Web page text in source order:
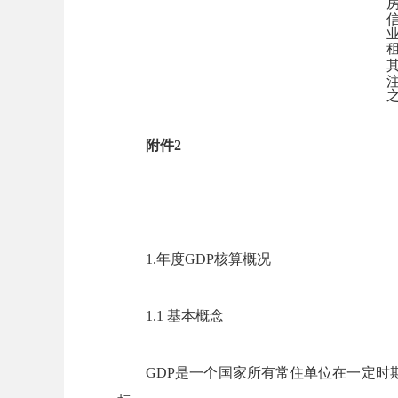
附件2
1.年度GDP核算概况
1.1 基本概念
GDP是一个国家所有常住单位在一定时